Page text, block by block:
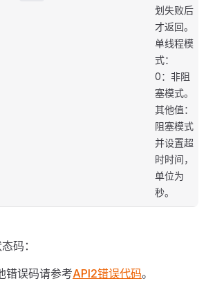
划失败后
才返回。
单线程模
式：
0：非阻
塞模式。
其他值：
阻塞模式
并设置超
时时间，
单位为
秒。
码：
错误码请参考API2错误代码。